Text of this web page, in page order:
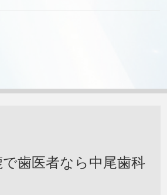
歯医者なら中尾歯科